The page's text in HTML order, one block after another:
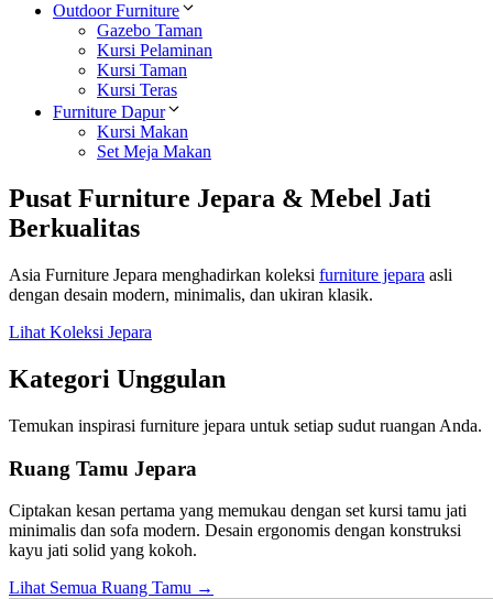
Outdoor Furniture
Gazebo Taman
Kursi Pelaminan
Kursi Taman
Kursi Teras
Furniture Dapur
Kursi Makan
Set Meja Makan
Pusat Furniture Jepara & Mebel Jati
Berkualitas
Asia Furniture Jepara menghadirkan koleksi furniture jepara asli
dengan desain modern, minimalis, dan ukiran klasik.
Lihat Koleksi Jepara
Kategori Unggulan
Temukan inspirasi furniture jepara untuk setiap sudut ruangan Anda.
Ruang Tamu Jepara
Ciptakan kesan pertama yang memukau dengan set kursi tamu jati
minimalis dan sofa modern. Desain ergonomis dengan konstruksi
kayu jati solid yang kokoh.
Lihat Semua Ruang Tamu →